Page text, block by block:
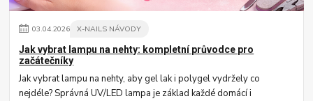
03.04.2026 X-NAILS NÁVODY
Jak vybrat lampu na nehty: kompletní průvodce pro
začátečníky
Jak vybrat lampu na nehty, aby gel lak i polygel vydržely co
nejdéle? Správná UV/LED lampa je základ každé domácí i